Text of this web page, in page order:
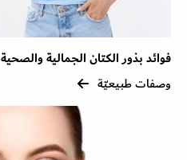
فوائد بذور الكتان الجمالية والصحية
وصفات طبيعيّة